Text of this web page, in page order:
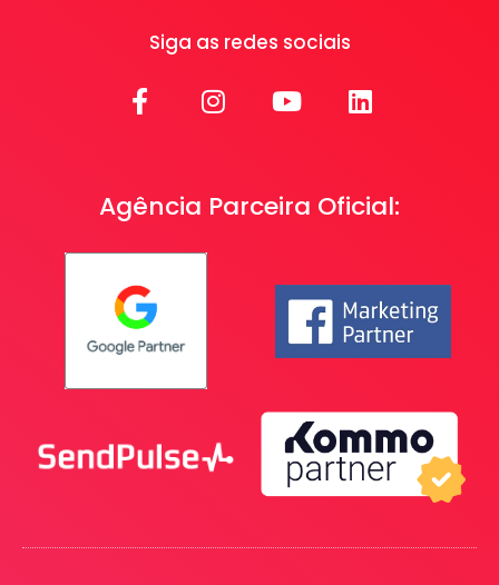
Siga as redes sociais
Agência Parceira Oficial: